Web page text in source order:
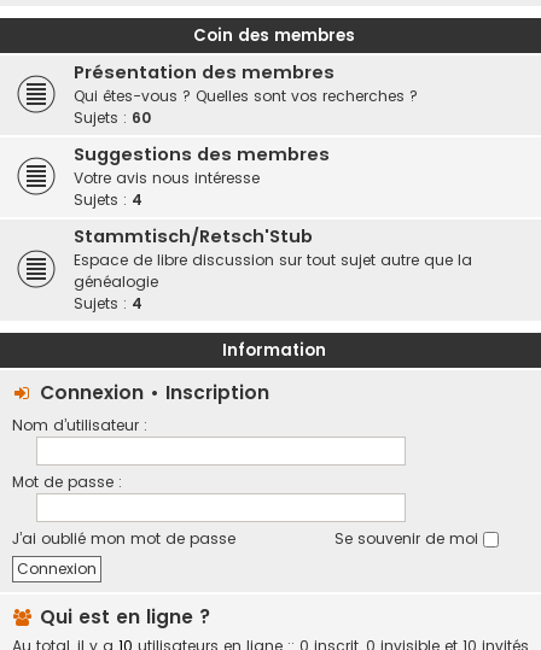
Coin des membres
Présentation des membres
Qui êtes-vous ? Quelles sont vos recherches ?
Sujets : 60
Suggestions des membres
Votre avis nous intéresse
Sujets : 4
Stammtisch/Retsch'Stub
Espace de libre discussion sur tout sujet autre que la
généalogie
Sujets : 4
Information
Connexion • Inscription
Nom d’utilisateur :
Mot de passe :
J’ai oublié mon mot de passe Se souvenir de moi
Qui est en ligne ?
Au total, il y a 10 utilisateurs en ligne :: 0 inscrit, 0 invisible et 10 invités